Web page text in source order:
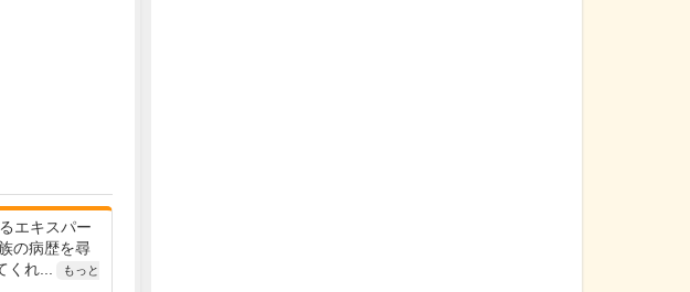
エキスパー
の病歴を尋
れ...
もっと